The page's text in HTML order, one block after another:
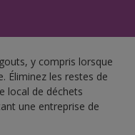
y compris lorsque
Éliminez les restes de
local de déchets
une entreprise de